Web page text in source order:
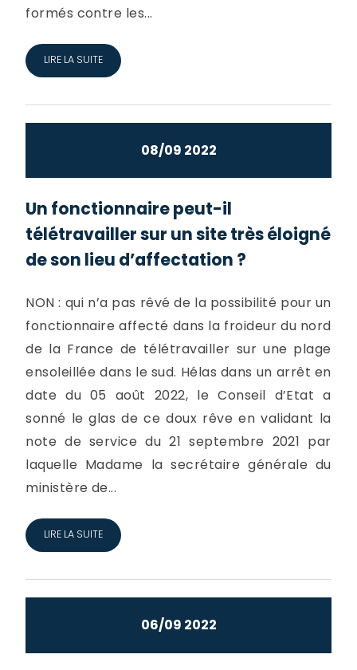
formés contre les...
LIRE LA SUITE
08/09 2022
Un fonctionnaire peut-il
télétravailler sur un site très éloigné
de son lieu d’affectation ?
NON : qui n’a pas rêvé de la possibilité pour un
fonctionnaire affecté dans la froideur du nord
de la France de télétravailler sur une plage
ensoleillée dans le sud. Hélas dans un arrêt en
date du 05 août 2022, le Conseil d’Etat a
sonné le glas de ce doux rêve en validant la
note de service du 21 septembre 2021 par
laquelle Madame la secrétaire générale du
ministère de...
LIRE LA SUITE
06/09 2022